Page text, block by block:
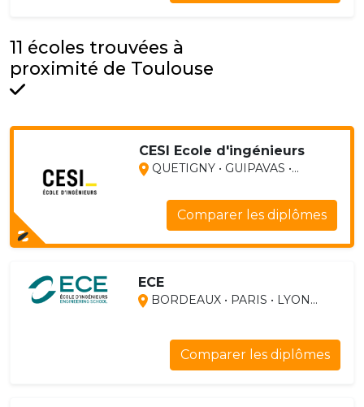
11 écoles trouvées à
proximité de Toulouse
CESI Ecole d'ingénieurs
QUETIGNY • GUIPAVAS •...
Comparer les diplômes
ECE
BORDEAUX • PARIS • LYON...
Comparer les diplômes